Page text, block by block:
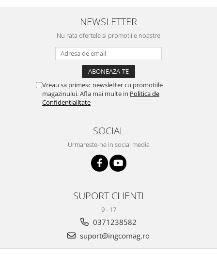
NEWSLETTER
Nu rata ofertele si promotiile noastre
Vreau sa primesc newsletter cu promotiile
magazinului. Afla mai multe in Politica de
Confidentialitate
SOCIAL
Urmareste-ne in social media
SUPORT CLIENTI
9 - 17
0371238582
suport@ingcomag.ro